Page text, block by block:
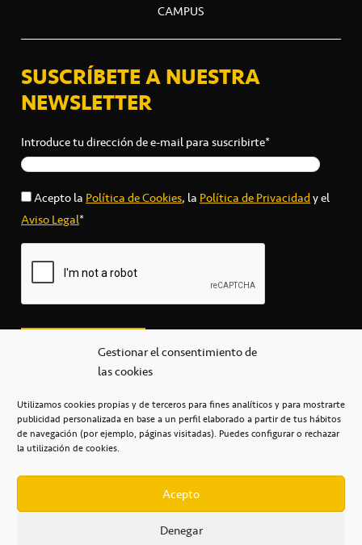
Gestionar el consentimiento de
las cookies
Utilizamos cookies propias y de terceros para fines analíticos y para mostrarte
publicidad personalizada en base a un perfil elaborado a partir de tus hábitos
de navegación (por ejemplo, páginas visitadas). Puedes configurar o rechazar
la utilización de cookies.
Acepto
Denegar
CAMPUS
SUSCRÍBETE A NUESTRA
NEWSLETTER
Introduce tu dirección de e-mail para suscribirte*
Acepto laPolítica de Cookies, laPolítica de Privacidady el
Aviso Legal*
secretaria@cbcanarias.es
+34 922 253 684
Casa del Deporte / 38108 – La Laguna